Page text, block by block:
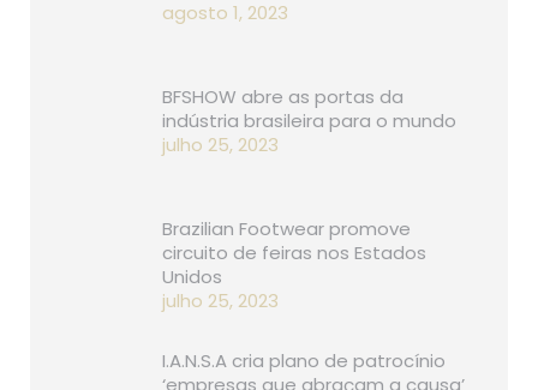
agosto 1, 2023
BFSHOW abre as portas da
indústria brasileira para o mundo
julho 25, 2023
Brazilian Footwear promove
circuito de feiras nos Estados
Unidos
julho 25, 2023
I.A.N.S.A cria plano de patrocínio
‘empresas que abraçam a causa’